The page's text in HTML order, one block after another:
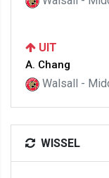
UIT
A. Chang
Walsall -
WISSEL